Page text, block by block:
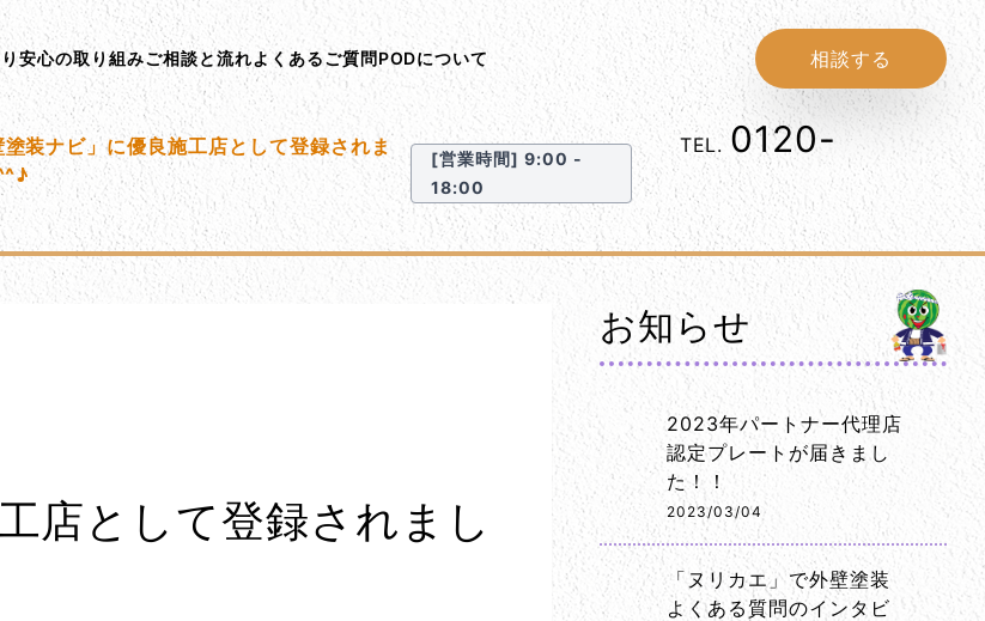
マンド
安心の取り組みご相談と流れよくあるご質問PODについて 相談する
塗装ナビ」に優良施工店として登録されま
[営業時間] 9:00 -
18:00
TEL. 0120- 1152-
86
店として登録されまし
お知らせ
2023年パートナー代理店
認定プレートが届きまし
た！！
2023/03/04
「ヌリカエ」で外壁塗装
よくある質問のインタビ